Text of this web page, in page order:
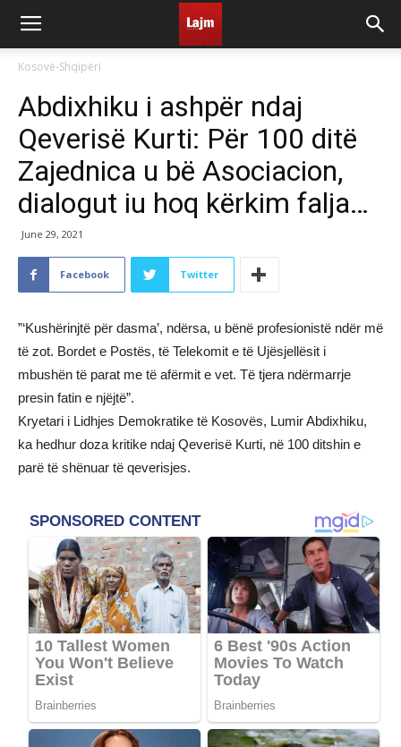
Kosovë-Shqipëri
Abdixhiku i ashpër ndaj
Qeverisë Kurti: Për 100 ditë
Zajednica u bë Asociacion,
dialogut iu hoq kërkim falja…
June 29, 2021
Facebook Twitter
”‘Kushërinjtë për dasma’, ndërsa, u bënë profesionistë ndër më
të zot. Bordet e Postës, të Telekomit e të Ujësjellësit i
mbushën të parat me të afërmit e vet. Të tjera ndërmarrje
presin fatin e njëjtë”.
Kryetari i Lidhjes Demokratike të Kosovës, Lumir Abdixhiku,
ka hedhur doza kritike ndaj Qeverisë Kurti, në 100 ditshin e
parë të shënuar të qeverisjes.